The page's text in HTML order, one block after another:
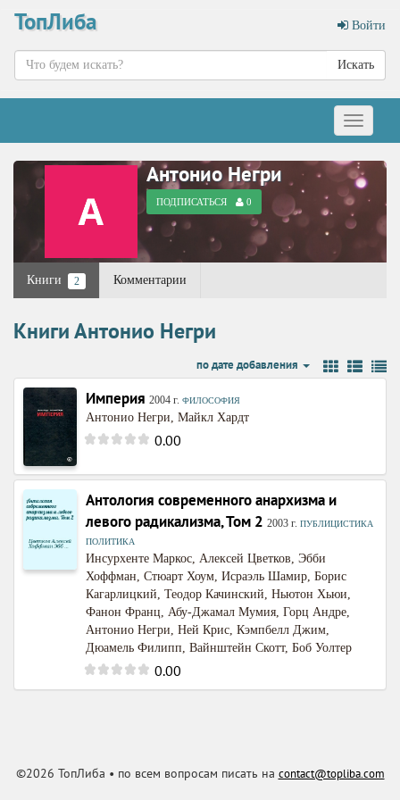
ТопЛиба Войти
Искать
Меню
Антонио Негри
ПОДПИСАТЬСЯ 0
Книги 2 Комментарии
Книги Антонио Негри
по дате добавления
Империя 2004 г. ФИЛОСОФИЯ
Антонио Негри, Майкл Хардт
0.00
Антология современного анархизма и
левого радикализма, Том 2 2003 г. ПУБЛИЦИСТИКА
ПОЛИТИКА
Инсурхенте Маркос, Алексей Цветков, Эбби
Хоффман, Стюарт Хоум, Исраэль Шамир, Борис
Кагарлицкий, Теодор Качинский, Ньютон Хьюи,
Фанон Франц, Абу-Джамал Мумия, Горц Андре,
Антонио Негри, Ней Крис, Кэмпбелл Джим,
Дюамель Филипп, Вайнштейн Скотт, Боб Уолтер
0.00
©2026 ТопЛиба • по всем вопросам писать на contact@topliba.com